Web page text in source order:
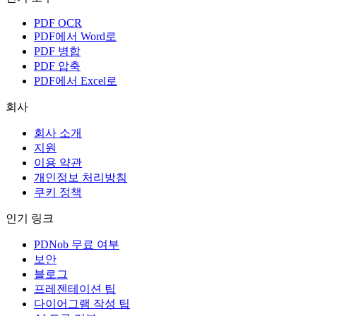
PDF OCR
PDF에서 Word로
PDF 병합
PDF 압축
PDF에서 Excel로
회사
회사 소개
지원
이용 약관
개인정보 처리방침
쿠키 정책
인기 링크
PDNob 무료 여부
보안
블로그
프레젠테이션 팁
다이어그램 작성 팁